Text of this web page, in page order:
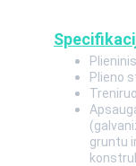
Plieno
gruntu